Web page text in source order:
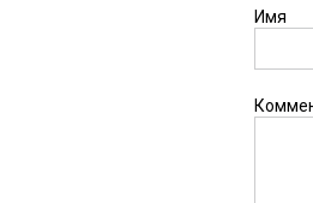
Имя